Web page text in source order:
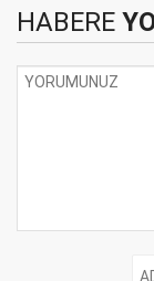
HABERE